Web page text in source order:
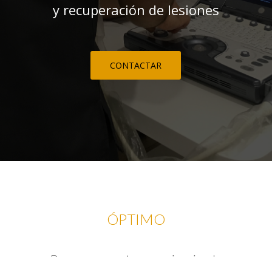
y recuperación de lesiones
CONTACTAR
ÓPTIMO